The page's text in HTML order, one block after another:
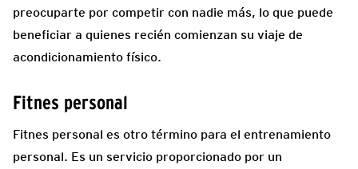
preocuparte por competir con nadie más, lo que puede
beneficiar a quienes recién comienzan su viaje de
acondicionamiento físico.
Fitnes personal
Fitnes personal es otro término para el entrenamiento
personal. Es un servicio proporcionado por un